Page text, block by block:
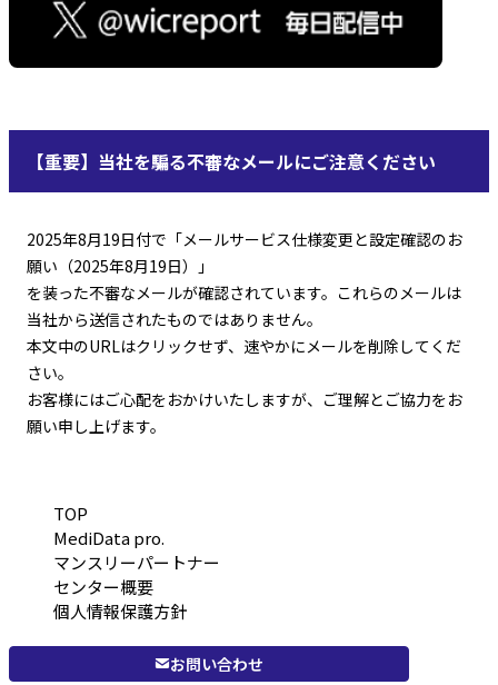
【重要】当社を騙る不審なメールにご注意ください
2025年8月19日付で「メールサービス仕様変更と設定確認のお
願い（2025年8月19日）」
を装った不審なメールが確認されています。これらのメールは
当社から送信されたものではありません。
本文中のURLはクリックせず、速やかにメールを削除してくだ
さい。
お客様にはご心配をおかけいたしますが、ご理解とご協力をお
願い申し上げます。
TOP
MediData pro.
マンスリーパートナー
センター概要
個人情報保護方針
お問い合わせ